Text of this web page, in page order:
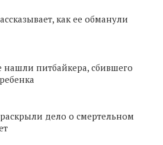
как ее обманули
нашли питбайкера, сбившего
дело о смертельном